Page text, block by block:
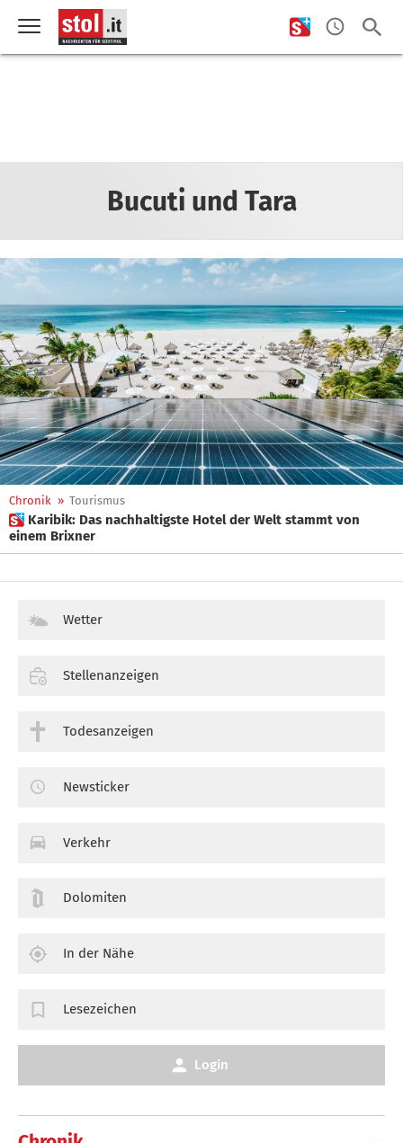
Bucuti und Tara
Chronik » Tourismus
 Karibik: Das nachhaltigste Hotel der Welt stammt von
einem Brixner
Wetter
Stellenanzeigen
Todesanzeigen
Newsticker
Verkehr
Dolomiten
In der Nähe
Lesezeichen
Login